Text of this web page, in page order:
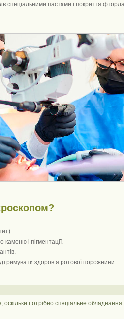
спеціальними пастами і покриття
і пігментації.
здоров’я ротової порожнини.
потрібно спеціальне обладнання